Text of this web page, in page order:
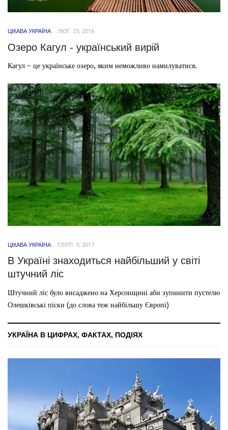
ЦІКАВА УКРАЇНА ЛЮТ. 23, 2016
Озеро Кагул - український вирій
Кагул – це українське озеро, яким неможливо намилуватися.
ЦІКАВА УКРАЇНА СЕРП. 9, 2017
В Україні знаходиться найбільший у світі
штучний ліс
Штучний ліс було висаджено на Херсонщині аби зупинити пустелю
Олешківські піски (до слова теж найбільшу Європі)
УКРАЇНА В ЦИФРАХ, ФАКТАХ, ПОДІЯХ